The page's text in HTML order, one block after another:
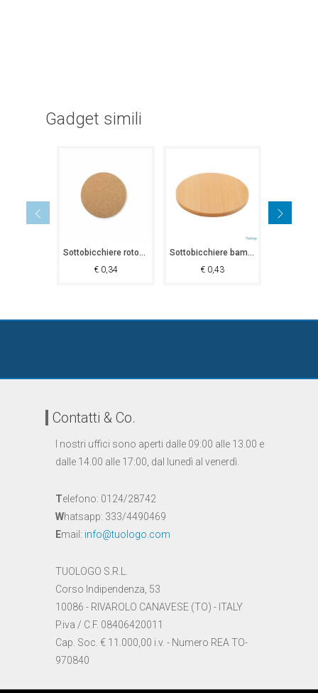
Gadget simili
Sottobicchiere rotondo Cassacco
€0,34
Sottobicchiere bamboo Gois
€0,43
Contatti & Co.
I nostri uffici sono aperti dalle 09:00 alle 13.00 e
dalle 14.00 alle 17:00, dal lunedì al venerdì.
Telefono: 0124/28742
Whatsapp: 333/4490469
Email: info@tuologo.com
TUOLOGO S.R.L.
Corso Indipendenza, 53
10086 - RIVAROLO CANAVESE (TO) - ITALY
P.iva / C.F. 08406420011
Cap. Soc. € 11.000,00 i.v. - Numero REA TO-
970840